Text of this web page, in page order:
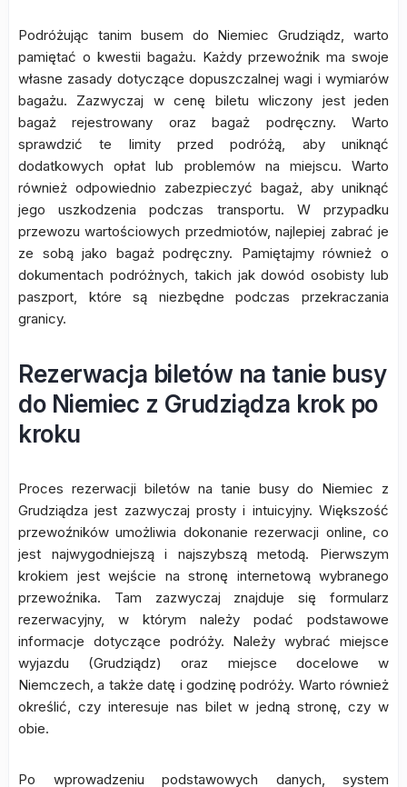
Podróżując tanim busem do Niemiec Grudziądz, warto
pamiętać o kwestii bagażu. Każdy przewoźnik ma swoje
własne zasady dotyczące dopuszczalnej wagi i wymiarów
bagażu. Zazwyczaj w cenę biletu wliczony jest jeden
bagaż rejestrowany oraz bagaż podręczny. Warto
sprawdzić te limity przed podróżą, aby uniknąć
dodatkowych opłat lub problemów na miejscu. Warto
również odpowiednio zabezpieczyć bagaż, aby uniknąć
jego uszkodzenia podczas transportu. W przypadku
przewozu wartościowych przedmiotów, najlepiej zabrać je
ze sobą jako bagaż podręczny. Pamiętajmy również o
dokumentach podróżnych, takich jak dowód osobisty lub
paszport, które są niezbędne podczas przekraczania
granicy.
Rezerwacja biletów na tanie busy
do Niemiec z Grudziądza krok po
kroku
Proces rezerwacji biletów na tanie busy do Niemiec z
Grudziądza jest zazwyczaj prosty i intuicyjny. Większość
przewoźników umożliwia dokonanie rezerwacji online, co
jest najwygodniejszą i najszybszą metodą. Pierwszym
krokiem jest wejście na stronę internetową wybranego
przewoźnika. Tam zazwyczaj znajduje się formularz
rezerwacyjny, w którym należy podać podstawowe
informacje dotyczące podróży. Należy wybrać miejsce
wyjazdu (Grudziądz) oraz miejsce docelowe w
Niemczech, a także datę i godzinę podróży. Warto również
określić, czy interesuje nas bilet w jedną stronę, czy w
obie.
Po wprowadzeniu podstawowych danych, system